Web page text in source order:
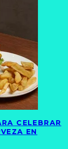
CELEBRAR
EN